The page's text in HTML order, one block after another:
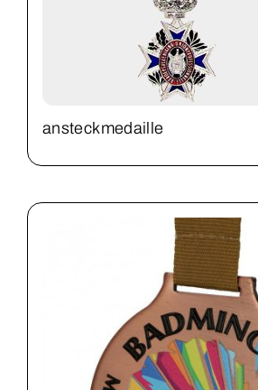
ansteckmedaille